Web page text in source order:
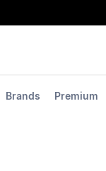
Brands Premium